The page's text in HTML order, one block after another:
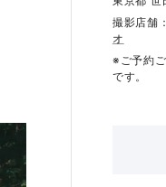
撮影店舗
オ
※ご予約
です。